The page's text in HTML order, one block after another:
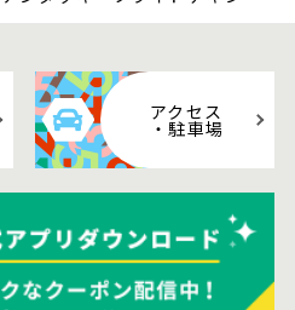
アクセス
・駐車場